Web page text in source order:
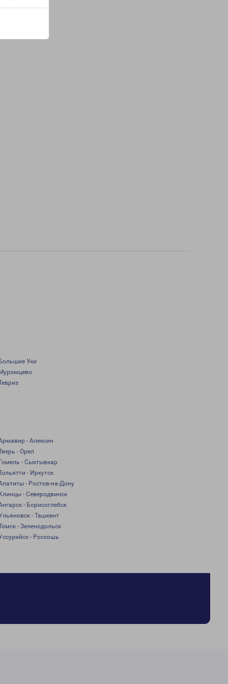
Уки
- Алексин
- Орел
- Сыктывкар
- Иркутск
- Ростов-на-Дону
- Северодвинск
- Борисоглебск
- Ташкент
- Зеленодольск
- Россошь